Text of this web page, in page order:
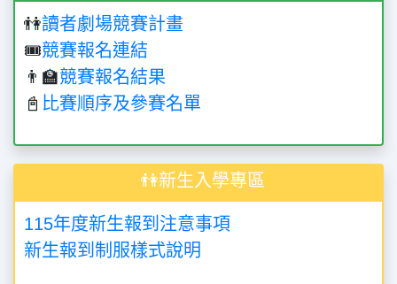
👫讀者劇場競賽計畫
🎟️競賽報名連結
👨‍🏫競賽報名結果
📓 比賽順序及參賽名單
👫新生入學專區
115年度新生報到注意事項
新生報到制服樣式說明